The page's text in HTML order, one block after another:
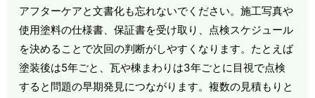
アフターケアと文書化も忘れないでください。施工写真や
使用塗料の仕様書、保証書を受け取り、点検スケジュール
を決めることで次回の判断がしやすくなります。たとえば
塗装後は5年ごと、瓦や棟まわりは3年ごとに目視で点検
すると問題の早期発見につながります。複数の見積もりと